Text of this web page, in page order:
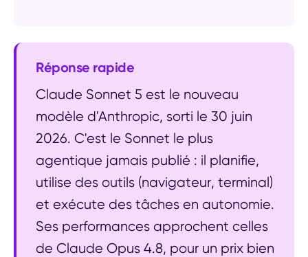
Réponse rapide
Claude Sonnet 5 est le nouveau
modèle d'Anthropic, sorti le 30 juin
2026. C'est le Sonnet le plus
agentique jamais publié : il planifie,
utilise des outils (navigateur, terminal)
et exécute des tâches en autonomie.
Ses performances approchent celles
de Claude Opus 4.8, pour un prix bien